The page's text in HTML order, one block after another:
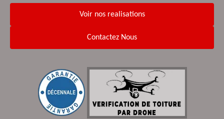
Voir nos realisations
Contactez Nous